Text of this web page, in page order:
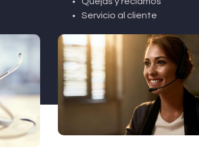
Servicio al cliente